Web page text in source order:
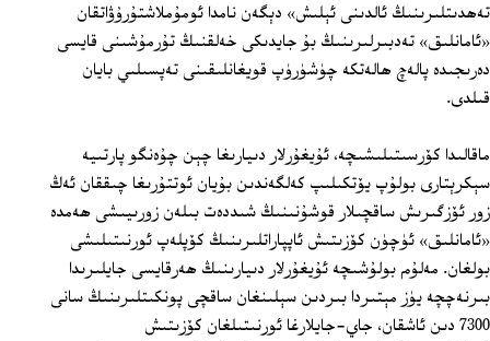
تەھدىتلىرىنىڭ ئالدىنى ئېلىش» دېگەن نامدا ئومۇملاشتۇرۇۋاتقان
«ئامانلىق» تەدبىرلىرىنىڭ بۇ جايدىكى خەلقنىڭ تۇرمۇشىنى قايسى
دەرىجىدە پالەچ ھالەتكە چۈشۈرۈپ قويغانلىقىنى تەپسىلىي بايان
قىلدى.
ماقالىدا كۆرسىتىلىشىچە، ئۇيغۇرلار دىيارىغا چېن چۇەنگو پارتىيە
سېكرېتارى بولۇپ يۆتكىلىپ كەلگەندىن بۇيان ئوتتۇرىغا چىققان ئەڭ
زور ئۆزگىرىش ساقچىلار قوشۇنىنىڭ شىددەت بىلەن زورىيىشى ھەمدە
«ئامانلىق» ئۈچۈن كۆزىتىش ئاپپاراتلىرىنىڭ كۆپلەپ ئورنىتىلىشى
بولغان. مەلۇم بولۇشىچە ئۇيغۇرلار دىيارىنىڭ ھەرقايسى جايلىرىدا
بىرنەچچە يۈز مېتىردا بىردىن سېلىنغان ساقچى پونكىتلىرىنىڭ سانى
7300 دىن ئاشقان، جاي-جايلارغا ئورنىتىلغان كۆزىتىش